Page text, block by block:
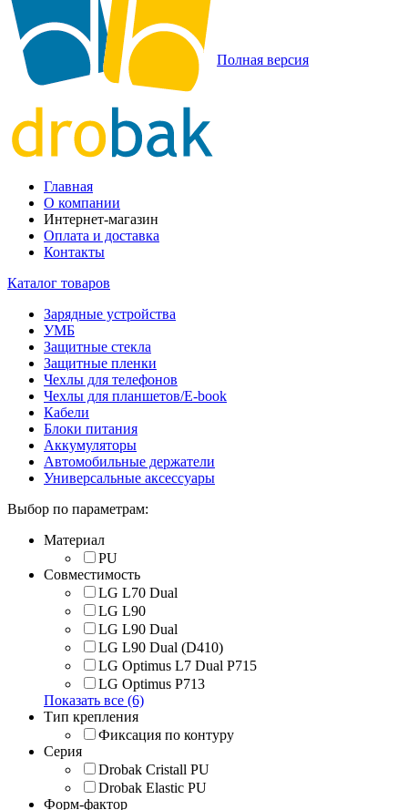
Полная версия
Главная
О компании
Интернет-магазин
Оплата и доставка
Контакты
Каталог товаров
Зарядные устройства
УМБ
Защитные стекла
Защитные пленки
Чехлы для телефонов
Чехлы для планшетов/E-book
Кабели
Блоки питания
Аккумуляторы
Автомобильные держатели
Универсальные аксессуары
Выбор по параметрам:
Материал
PU
Совместимость
LG L70 Dual
LG L90
LG L90 Dual
LG L90 Dual (D410)
LG Optimus L7 Dual P715
LG Optimus P713
Показать все (6)
Тип крепления
Фиксация по контуру
Серия
Drobak Cristall PU
Drobak Elastic PU
Форм-фактор